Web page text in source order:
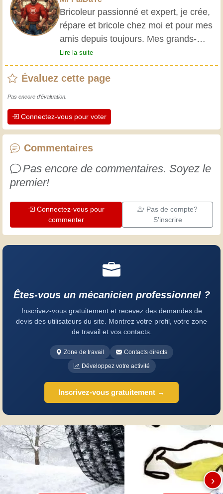
Bricoleur passionné et expert, je crée,
répare et bricole chez moi et pour mes
amis depuis toujours. Mes grands-
parents m'ont initié très jeune, et
depuis, j'ai acquis une riche expérience.
L'expérience est essentielle ! Elle nous
professionnels. Apprenons ensemble ;
chaque jour est une occasion de
progresser. Amusez-vous bien !
Lire la suite
Évaluez cette page
Pas encore d'évaluation.
Connectez-vous pour voter
Commentaires
Pas encore de commentaires. Soyez le
premier!
Connectez-vous pour
commenter
Pas de compte?
S'inscrire
Êtes-vous un mécanicien professionnel ?
Inscrivez-vous gratuitement et recevez des demandes de
devis des utilisateurs du site. Montrez votre profil, votre zone
de travail et vos contacts.
Zone de travail
Contacts directs
Développez votre activité
Inscrivez-vous gratuitement →
›